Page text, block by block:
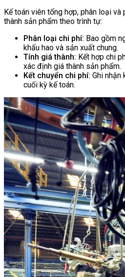
Kế toán viên tổng hợp, phân loại
thành sản phẩm theo trình tự:
Phân loại chi phí: Bao gồm
khấu hao và sản xuất chung.
Tính giá thành: Kết hợp chi
xác định giá thành sản phẩm.
Kết chuyển chi phí: Ghi nhận
cuối kỳ kế toán.